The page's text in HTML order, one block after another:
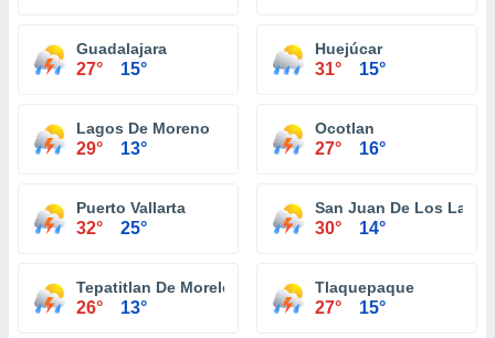
Guadalajara
27° 15°
Huejúcar
31° 15°
Lagos De Moreno
29° 13°
Ocotlan
27° 16°
Puerto Vallarta
32° 25°
San Juan De Los Lagos
30° 14°
Tepatitlan De Morelos
26° 13°
Tlaquepaque
27° 15°